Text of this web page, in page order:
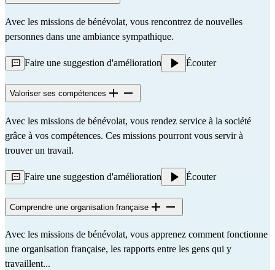
Avec les missions de bénévolat, vous rencontrez de nouvelles
personnes dans une ambiance sympathique.
Faire une suggestion d'amélioration Écouter
Valoriser ses compétences
Avec les missions de bénévolat, vous rendez service à la société
grâce à vos compétences. Ces missions pourront vous servir à
trouver un travail.
Faire une suggestion d'amélioration Écouter
Comprendre une organisation française
Avec les missions de bénévolat, vous apprenez comment fonctionne
une organisation française, les rapports entre les gens qui y
travaillent...